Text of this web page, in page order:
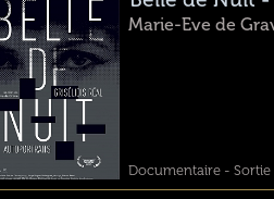
Marie-Eve de
Documentaire - Sortie